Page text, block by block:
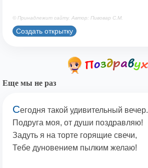
© Принадлежит сайту. Автор: Пивовар С.М.
Создать открытку
Еще мы не раз
Сегодня такой удивительный вечер.
Подруга моя, от души поздравляю!
Задуть я на торте горящие свечи,
Тебе дуновением пылким желаю!